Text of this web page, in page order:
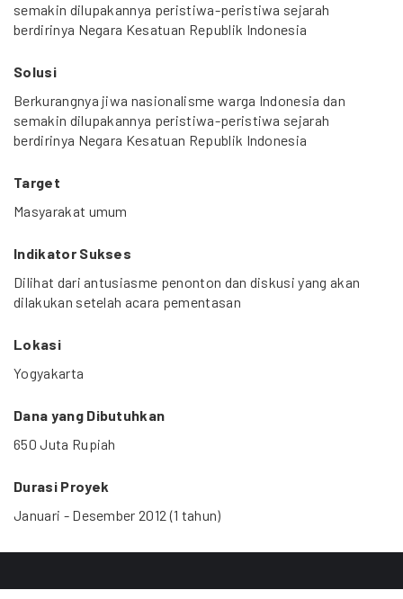
semakin dilupakannya peristiwa-peristiwa sejarah
berdirinya Negara Kesatuan Republik Indonesia
Solusi
Berkurangnya jiwa nasionalisme warga Indonesia dan
semakin dilupakannya peristiwa-peristiwa sejarah
berdirinya Negara Kesatuan Republik Indonesia
Target
Masyarakat umum
Indikator Sukses
Dilihat dari antusiasme penonton dan diskusi yang akan
dilakukan setelah acara pementasan
Lokasi
Yogyakarta
Dana yang Dibutuhkan
650 Juta Rupiah
Durasi Proyek
Januari - Desember 2012 (1 tahun)